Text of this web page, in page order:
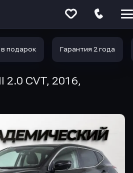
подарок Гарантия 2 года
2.0 CVT, 2016,